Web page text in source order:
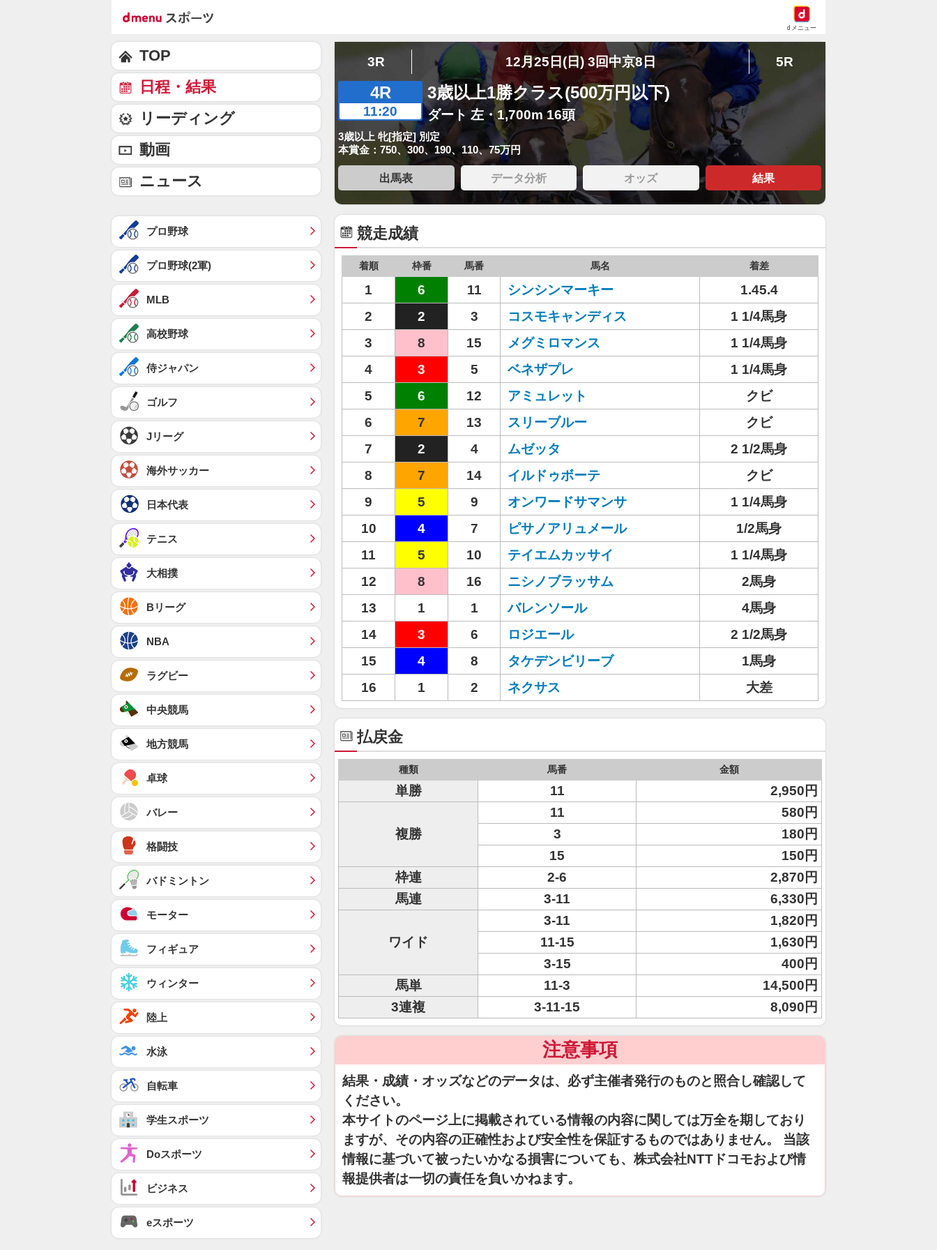
dメニュー
3R 12月25日(日) 3回中京8日 5R
4R
11:20
3歳以上1勝クラス(500万円以下)
ダート 左・1,700m 16頭
3歳以上 牝[指定] 別定
本賞金：750、300、190、110、75万円
出馬表 データ分析 オッズ 結果
競走成績
着順 枠番 馬番 馬名 着差
1 6 11 シンシンマーキー
1.45.4
2
2 3 コスモキャンディス
1 1/4馬身
3
8 15 メグミロマンス
1 1/4馬身
4
3 5 ベネザプレ
1 1/4馬身
5
6 12 アミュレット
クビ
6
7 13 スリーブルー
クビ
7
2 4 ムゼッタ
2 1/2馬身
8
7 14 イルドゥボーテ
クビ
9
5 9 オンワードサマンサ
1 1/4馬身
10
4 7 ピサノアリュメール
1/2馬身
11
5 10 テイエムカッサイ
1 1/4馬身
12
8 16 ニシノブラッサム
2馬身
13
1 1 バレンソール
4馬身
14
3 6 ロジエール
2 1/2馬身
15
4 8 タケデンビリーブ
1馬身
16
1 2 ネクサス 大差
払戻金
種類 馬番 金額
単勝 11 2,950円
複勝
11
580円
3
180円
15
150円
枠連
2-6
2,870円
馬連
3-11 6,330円
ワイド
3-11
1,820円
11-15
1,630円
3-15
400円
馬単
11-3
14,500円
3連複
3-11-15 8,090円
注意事項
結果・成績・オッズなどのデータは、必ず主催者発行のものと照合し確認して
ください。
本サイトのページ上に掲載されている情報の内容に関しては万全を期しており
ますが、その内容の正確性および安全性を保証するものではありません。 当該
情報に基づいて被ったいかなる損害についても、株式会社NTTドコモおよび情
報提供者は一切の責任を負いかねます。
TOP
日程・結果
リーディング
動画
ニュース
プロ野球
プロ野球(2軍)
MLB
高校野球
侍ジャパン
ゴルフ
Jリーグ
海外サッカー
日本代表
テニス
大相撲
Bリーグ
NBA
ラグビー
中央競馬
地方競馬
卓球
バレー
格闘技
バドミントン
モーター
フィギュア
ウィンター
陸上
水泳
自転車
学生スポーツ
Doスポーツ
ビジネス
eスポーツ